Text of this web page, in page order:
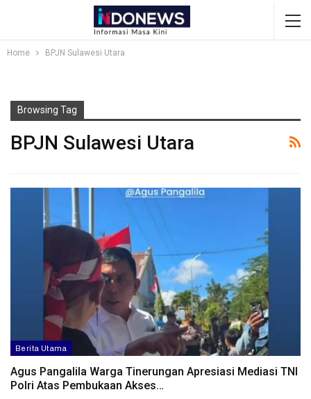
Home BPJN Sulawesi Utara
Browsing Tag
BPJN Sulawesi Utara
Berita Utama
Agus Pangalila Warga Tinerungan Apresiasi Mediasi TNI
Polri Atas Pembukaan Akses…